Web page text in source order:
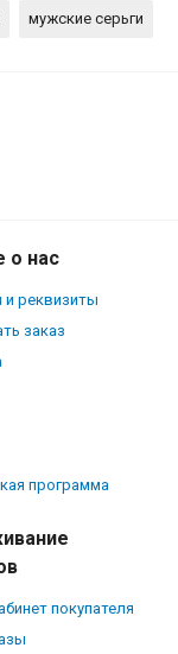
мужские серьги
о нас
и реквизиты
заказ
программа
покупателя